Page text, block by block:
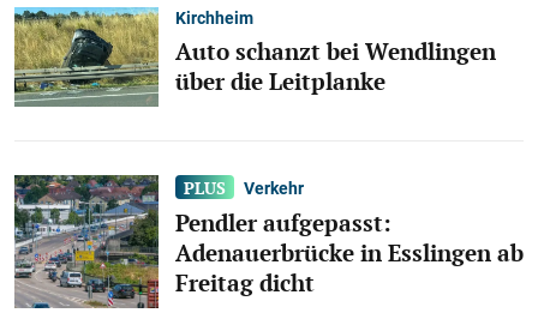
Kirchheim
Auto schanzt bei Wendlingen
über die Leitplanke
Verkehr
Pendler aufgepasst:
Adenauerbrücke in Esslingen ab
Freitag dicht